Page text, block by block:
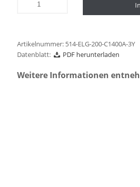
Artikelnummer: 514-ELG-200-C1400A-3Y
Datenblatt:
PDF herunterladen
Weitere Informationen